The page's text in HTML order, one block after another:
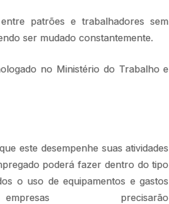
patrões e trabalhadores sem
ser mudado constantemente.
no Ministério do Trabalho e
este desempenhe suas atividades
poderá fazer dentro do tipo
o uso de equipamentos e gastos
precisarão